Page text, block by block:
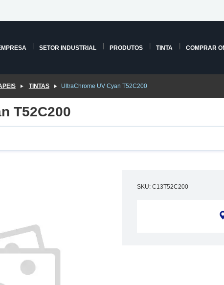
SETOR INDUSTRIAL PRODUTOS TINTA COMPRAR
TINTAS UltraChrome UV Cyan T52C200
T52C200
SKU: C13T52C200